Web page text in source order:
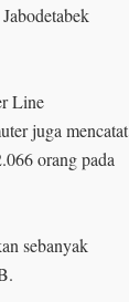
Line
juga mencatat
orang pada
sebanyak